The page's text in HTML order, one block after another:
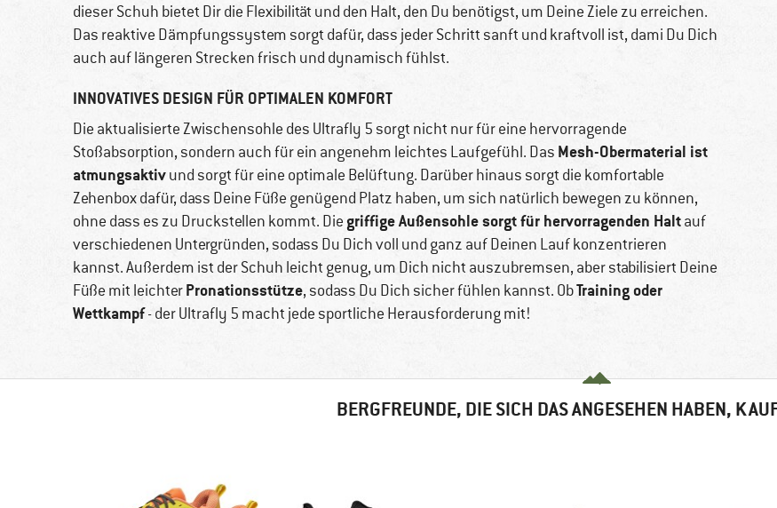
dieser Schuh bietet Dir die Flexibilität und den Halt, den Du benötigst, um Deine Ziele zu erreichen.
Das reaktive Dämpfungssystem sorgt dafür, dass jeder Schritt sanft und kraftvoll ist, dami Du Dich
auch auf längeren Strecken frisch und dynamisch fühlst.
INNOVATIVES DESIGN FÜR OPTIMALEN KOMFORT
Die aktualisierte Zwischensohle des Ultrafly 5 sorgt nicht nur für eine hervorragende
Stoßabsorption, sondern auch für ein angenehm leichtes Laufgefühl. Das Mesh-Obermaterial ist
atmungsaktivund sorgt für eine optimale Belüftung. Darüber hinaus sorgt die komfortable
Zehenbox dafür, dass Deine Füße genügend Platz haben, um sich natürlich bewegen zu können,
ohne dass es zu Druckstellen kommt. Diegriffige Außensohle sorgt für hervorragenden Haltauf
verschiedenen Untergründen, sodass Du Dich voll und ganz auf Deinen Lauf konzentrieren
kannst. Außerdem ist der Schuh leicht genug, um Dich nicht auszubremsen, aber stabilisiert Deine
Füße mit leichterPronationsstütze, sodass Du Dich sicher fühlen kannst. ObTraining oder
Wettkampf- der Ultrafly 5 macht jede sportliche Herausforderung mit!
BERGFREUNDE, DIE SICH DAS ANGESEHEN HABEN,